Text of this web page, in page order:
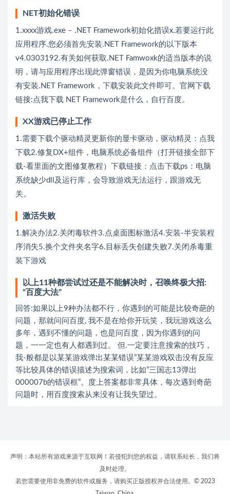
NET初始化错误
1.xxxx游戏.exe – .NET Framework初始化措误x.若要运行此
应用程序.您必须首先安装.NET Framework的以下版本
v4.0303192.有关如何获取.NET Famwoxk的适当版本的说
明，请与应用程序出现此弹窗错误，是因为你电脑系统没
有安装.NET Framework，下载安装此文件即可。官网下载
链接: 点我下载 NET Framework是什么，自行百度。
XX游戏已停止工作
1.需要下载个驱动精灵更新你的显卡驱动，驱动精灵： 点我
下载2.修复DX+组件，电脑系统必备组件（打开链接全部下
载-看里面的文图修复教程）下载链接： 点击下载ps：电脑
系统缺少dll及运行库，会导致游戏无法运行，跟游戏无
关。
激活失败
1.解决办法2.关闭毒软件3.点桌面图标激活4.安装-半安装程
序消失5.换个文件夹名字6.目标丢失创建失败7.关闭杀毒重
装下游戏
以上11种都尝试过还是不能解决时，召唤终极大招:
“百度大法”
回答:如果以上9种办法都不行，你遇到的可能是比较奇葩的
问题，那就问问百度, 我不是在给你开玩笑，我玩游戏这么
多年，遇到不懂的问题，也是问百度，因为你遇到的问
题，一一定也有人都遇到过。 但.一定要注意搜索的技巧，
我-般都是以某某游戏弹出某某错误”某某游戏双击没有反应
等比较具体的错误描述为搜索词，比如”三国志13弹出
000007b的错误框”。度上答案都非常具体，每次遇到奇葩
问题时，用百度搜索从来没有让我失望过。
声明：本站所有游戏来源于互联网！若侵犯到您的权益，请联系站长，我们将
及时处理。
若您需要使用非免费的软件或服务，请购买正版授权并合法使用。© 2023